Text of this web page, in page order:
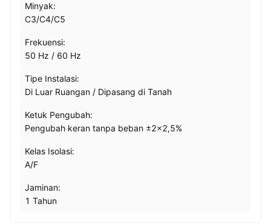
Minyak:
C3/C4/C5
Frekuensi:
50 Hz / 60 Hz
Tipe Instalasi:
Di Luar Ruangan / Dipasang di Tanah
Ketuk Pengubah:
Pengubah keran tanpa beban ±2×2,5%
Kelas Isolasi:
A/F
Jaminan:
1 Tahun